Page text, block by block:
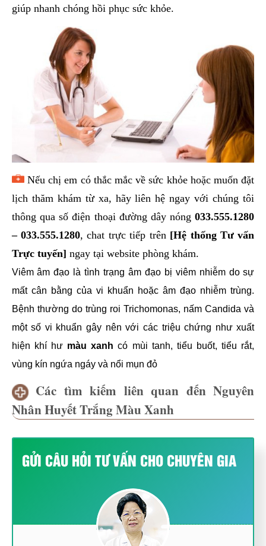
giúp nhanh chóng hồi phục sức khỏe.
Nếu chị em có thắc mắc về sức khỏe hoặc muốn đặt
lịch thăm khám từ xa, hãy liên hệ ngay với chúng tôi
thông qua số điện thoại đường dây nóng 033.555.1280
–033.555.1280, chat trực tiếp trên [Hệ thống Tư vấn
Trực tuyến] ngay tại website phòng khám.
Viêm âm đạo là tình trạng âm đạo bị viêm nhiễm do sự
mất cân bằng của vi khuẩn hoặc âm đạo nhiễm trùng.
Bệnh thường do trùng roi Trichomonas, nấm Candida và
một số vi khuẩn gây nên với các triệu chứng như xuất
hiện khí hư màu xanh có mùi tanh, tiểu buốt, tiểu rắt,
vùng kín ngứa ngáy và nổi mụn đỏ
Các tìm kiếm liên quan đến Nguyên
Nhân Huyết Trắng Màu Xanh
GỬI CÂU HỎI TƯ VẤN CHO CHUYÊN GIA